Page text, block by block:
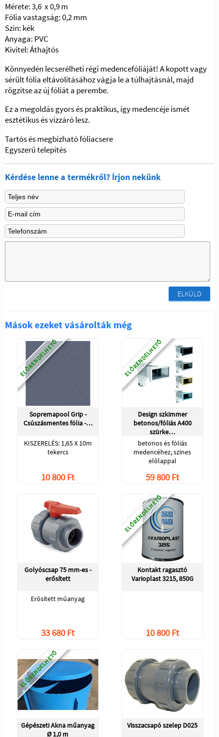
Mérete: 3,6 x 0,9 m
Fólia vastagság: 0,2 mm
Szín: kék
Anyaga: PVC
Kivitel: Áthajtós
Könnyedén lecserélheti régi medencefóliáját! A kopott vagy
sérült fólia eltávolításához vágja le a túlhajtásnál, majd
rögzítse az új fóliát a perembe.
Ez a megoldás gyors és praktikus, így medencéje ismét
esztétikus és vízzáró lesz.
Tartós és megbízható fóliacsere
Egyszerű telepítés
Kérdése lenne a termékről? Írjon nekünk
ELKÜLD
Mások ezeket vásárolták még
ELŐRENDELHETŐ
Sopremapool Grip -
Csúszásmentes fólia -…
KISZERELÉS: 1,65 X 10m
tekercs
10 800 Ft
ELŐRENDELHETŐ
Design szkimmer
betonos/fóliás A400
szürke…
betonos és fóliás
medencéhez, színes
előlappal
59 800 Ft
Golyóscsap 75 mm-es -
erősített
Erősített műanyag
33 680 Ft
ELŐRENDELHETŐ
Kontakt ragasztó
Varioplast 3215, 850G
10 800 Ft
ELŐRENDELHETŐ
Gépészeti Akna műanyag
Ø 1,0 m
Visszacsapó szelep D025